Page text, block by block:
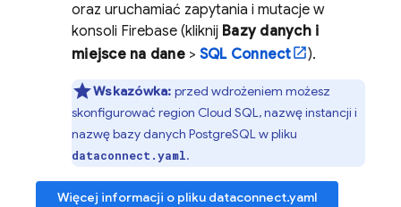
oraz uruchamiać zapytania i mutacje w
konsoli Firebase (kliknij Bazy danych i
miejsce na dane> SQL Connect ).
Wskazówka: przed wdrożeniem możesz
skonfigurować region Cloud SQL, nazwę instancji i
nazwę bazy danych PostgreSQL w pliku
dataconnect.yaml.
Więcej informacji o pliku dataconnect.yaml